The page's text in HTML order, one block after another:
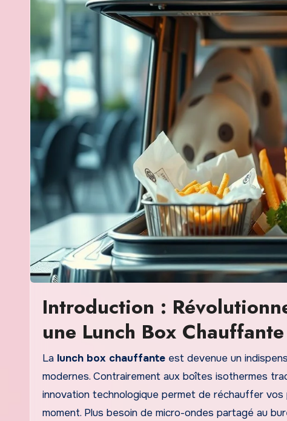
Introduction :
une Lunch Box Chauffante
La lunch box chauffante est devenue un
modernes. Contrairement aux boîtes isothermes
innovation technologique permet de réchauffer
moment. Plus besoin de micro-ondes partagé au